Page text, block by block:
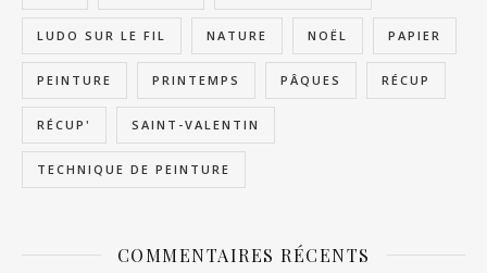
LUDO SUR LE FIL NATURE NOËL PAPIER
PEINTURE PRINTEMPS PÂQUES RÉCUP
RÉCUP' SAINT-VALENTIN
TECHNIQUE DE PEINTURE
COMMENTAIRES RÉCENTS